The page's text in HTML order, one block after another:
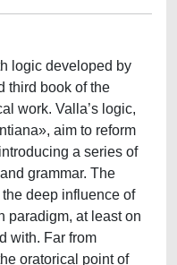
logic developed by
third book of the
work. Valla’s logic,
aim to reform
a series of
grammar. The
deep influence of
paradigm, at least on
with. Far from
oratorical point of